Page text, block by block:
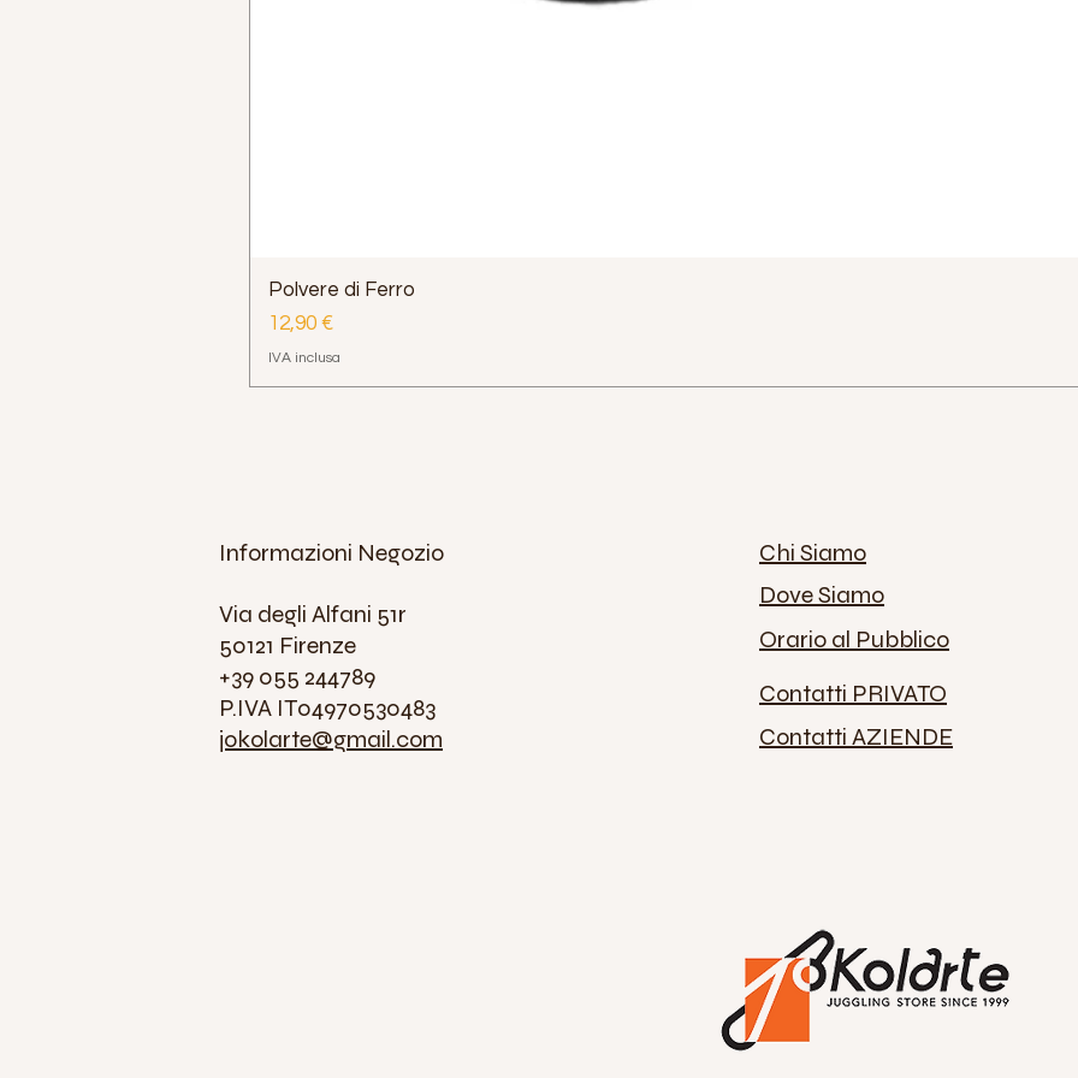
Polvere di Ferro
Prezzo
12,90 €
IVA inclusa
Informazioni Negozio
Via degli Alfani 51r
50121 Firenze
+39 055 244789
P.IVA IT04970530483
jokolarte@gmail.com
Chi Siamo
Dove Siamo
Orario al Pubblico
Contatti PRIVATO
Contatti AZIENDE